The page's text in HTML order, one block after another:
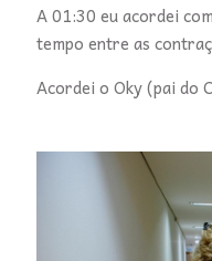
A 01:30 eu acordei
tempo entre as
Acordei o Oky (pai do